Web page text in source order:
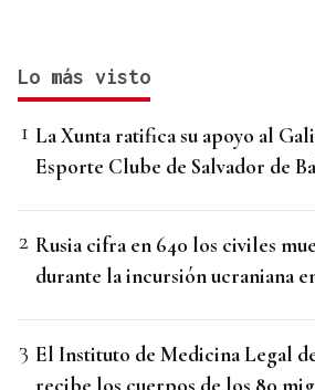
Lo más visto
La Xunta ratifica su apoyo al
Esporte Clube de Salvador de
Rusia cifra en 640 los civiles
durante la incursión ucraniana
El Instituto de Medicina Legal